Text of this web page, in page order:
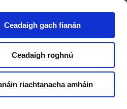
Ceadaigh gach fianán
Ceadaigh roghnú
riachtanacha amháin